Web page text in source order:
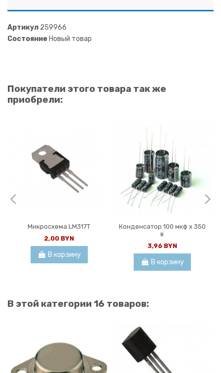
Артикул 259966
СостояниеНовый товар
Покупатели этого товара так же
приобрели:
Микросхема LM317T
2,00 BYN
В корзину
Конденсатор 100 мкф х 350
в
3,96 BYN
В корзину
В этой категории 16 товаров: